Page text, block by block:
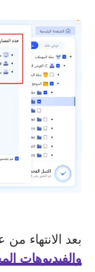
بعد الانتهاء من
والفيديوهات